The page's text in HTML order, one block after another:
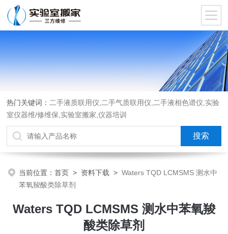
热门关键词： 二手液质联用仪,二手气质联用仪,二手液相色谱仪,实验
室仪器维/修维保,实验室搬家,仪器培训
当前位置：首页 > 资料下载 >Waters TQD LCMSMS 测水中
苯氧羧酸类除草剂
Waters TQD LCMSMS 测水中苯氧羧
酸类除草剂